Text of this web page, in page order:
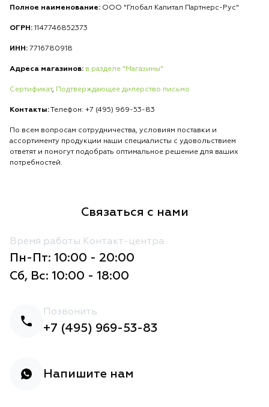
Полное наименование: ООО "Глобал Капитал Партнерс-Рус"
ОГРН: 1147746852373
ИНН: 7716780918
Адреса магазинов: в разделе "Магазины"
Сертификат, Подтверждающее дилерство письмо
Контакты:Телефон: +7 (495) 969-53-83
По всем вопросам сотрудничества, условиям поставки и
ассортименту продукции наши специалисты с удовольствием
ответят и помогут подобрать оптимальное решение для ваших
потребностей.
Связаться с нами
Время работы Контакт-центра
Пн-Пт: 10:00 - 20:00
Сб, Вс: 10:00 - 18:00
Позвонить
+7 (495) 969-53-83
Напишите нам